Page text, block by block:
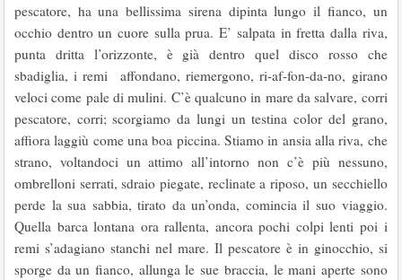
pescatore, ha una bellissima sirena dipinta lungo il fianco, un
occhio dentro un cuore sulla prua. E’ salpata in fretta dalla riva,
punta dritta l’orizzonte, è già dentro quel disco rosso che
sbadiglia, i remi affondano, riemergono, ri-af-fon-da-no, girano
veloci come pale di mulini. C’è qualcuno in mare da salvare, corri
pescatore, corri; scorgiamo da lungi un testina color del grano,
affiora laggiù come una boa piccina. Stiamo in ansia alla riva, che
strano, voltandoci un attimo all’intorno non c’è più nessuno,
ombrelloni serrati, sdraio piegate, reclinate a riposo, un secchiello
perde la sua sabbia, tirato da un’onda, comincia il suo viaggio.
Quella barca lontana ora rallenta, ancora pochi colpi lenti poi i
remi s’adagiano stanchi nel mare. Il pescatore è in ginocchio, si
sporge da un fianco, allunga le sue braccia, le mani aperte sono